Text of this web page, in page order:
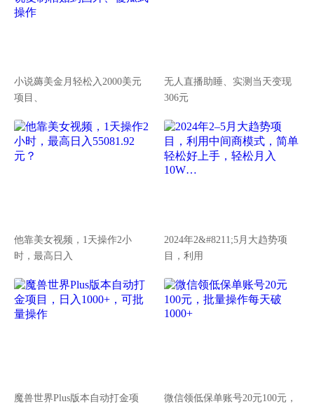
小说薅美金月轻松入2000美元
项目、
无人直播助睡、实测当天变现
306元
他靠美女视频，1天操作2小
时，最高日入
2024年2&#8211;5月大趋势项
目，利用
魔兽世界Plus版本自动打金项
微信领低保单账号20元100元，